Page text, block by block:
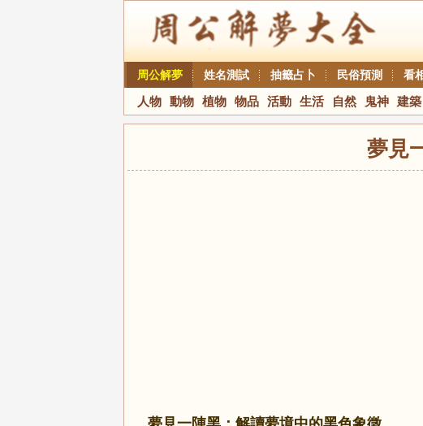
周公解夢
姓名測試 抽籤占卜 民俗預測 看
人物 動物 植物 物品 活動 生活 自然 鬼神 建築
夢見